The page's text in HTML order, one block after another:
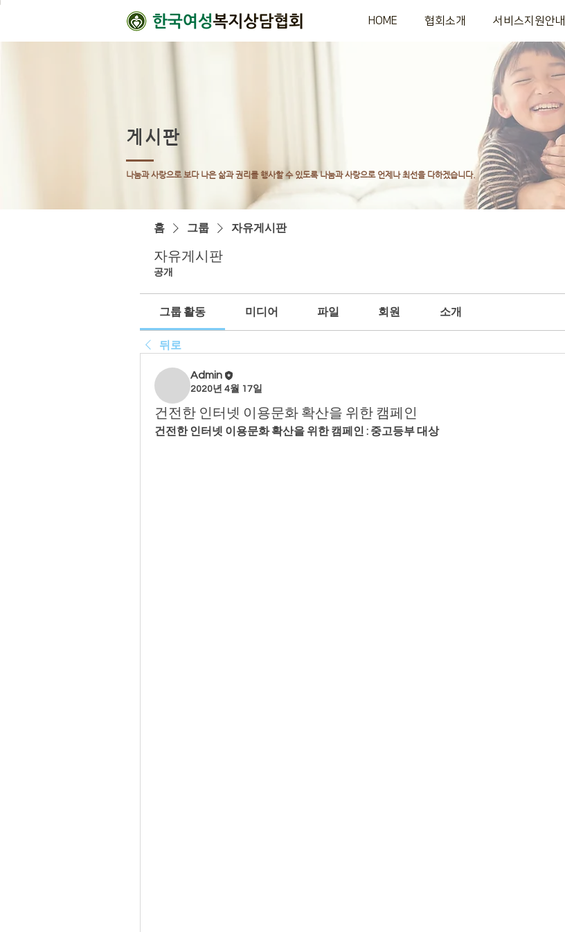
HOME 협회소개 서비스지원안내
게시판
나눔과 사랑으로 보다 나은 삶과 권리를 행사할 수 있도록나눔과 사랑으로 언제나 최선을 다하겠습니다.
홈 그룹 자유게시판
자유게시판
공개
그룹 활동 미디어 파일 회원 소개
뒤로
Admin
2020년 4월 17일
건전한 인터넷 이용문화 확산을 위한 캠페인
건전한 인터넷 이용문화 확산을 위한 캠페인 : 중고등부 대상